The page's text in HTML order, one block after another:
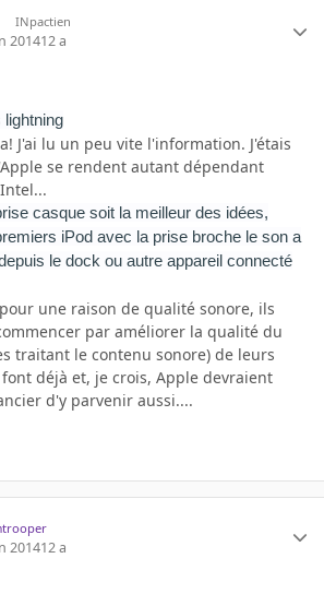
INpactien
201412 a
lightning
J'ai lu un peu vite l'information. J'étais
se rendent autant dépendant
casque soit la meilleur des idées,
iPod avec la prise broche le son a
le dock ou autre appareil connecté
une raison de qualité sonore, ils
par améliorer la qualité du
traitant le contenu sonore) de leurs
déjà et, je crois, Apple devraient
d'y parvenir aussi....
201412 a